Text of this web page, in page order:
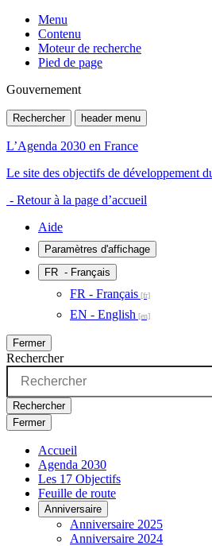
Menu
Contenu
Moteur de recherche
Pied de page
Gouvernement
Rechercher header menu
L’Agenda 2030 en France
Le site des objectifs de développement
- Retour à la page d’accueil
Aide
Paramètres d'affichage
FR - Français
FR - Français
EN - English
Fermer
Rechercher
Rechercher
Fermer
Accueil
Agenda 2030
Les 17 Objectifs
Feuille de route
Anniversaire
Anniversaire 2025
Anniversaire 2024